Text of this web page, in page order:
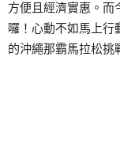
方便且經濟實惠。而
囉！心動不如馬上行
的沖繩那霸馬拉松挑